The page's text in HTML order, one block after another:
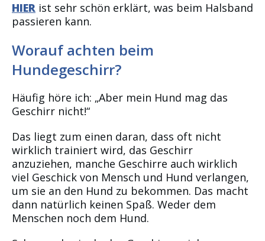
HIER ist sehr schön erklärt, was beim Halsband
passieren kann.
Worauf achten beim
Hundegeschirr?
Häufig höre ich: „Aber mein Hund mag das
Geschirr nicht!“
Das liegt zum einen daran, dass oft nicht
wirklich trainiert wird, das Geschirr
anzuziehen, manche Geschirre auch wirklich
viel Geschick von Mensch und Hund verlangen,
um sie an den Hund zu bekommen. Das macht
dann natürlich keinen Spaß. Weder dem
Menschen noch dem Hund.